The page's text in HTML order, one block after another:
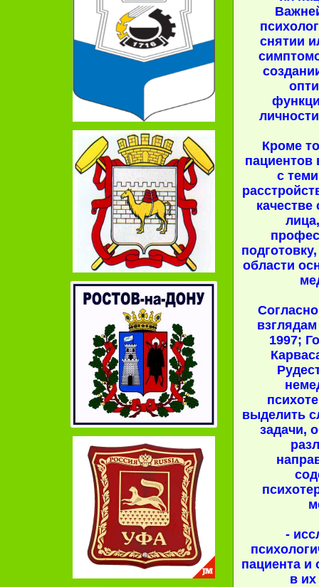
снятии
Кроме
с
качестве
области
1997;
выделить
задачи,
-
пациента и
в